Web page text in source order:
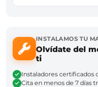
INSTALAMOS TU
Olvídate del
ti
Instaladores certificados
Cita en menos de 7 días